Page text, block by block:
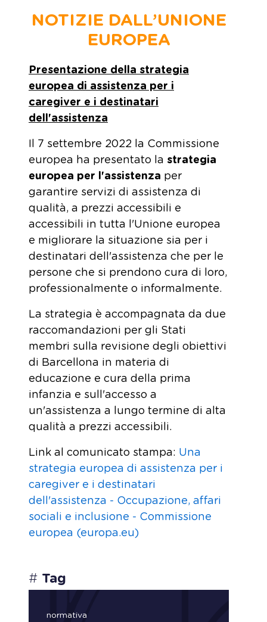
NOTIZIE DALL’UNIONE
EUROPEA
Presentazione della strategia
europea di assistenza per i
caregiver e i destinatari
dell'assistenza
Il 7 settembre 2022 la Commissione
europea ha presentato la strategia
europea per l'assistenza per
garantire servizi di assistenza di
qualità, a prezzi accessibili e
accessibili in tutta l'Unione europea
e migliorare la situazione sia per i
destinatari dell'assistenza che per le
persone che si prendono cura di loro,
professionalmente o informalmente.
La strategia è accompagnata da due
raccomandazioni per gli Stati
membri sulla revisione degli obiettivi
di Barcellona in materia di
educazione e cura della prima
infanzia e sull'accesso a
un'assistenza a lungo termine di alta
qualità a prezzi accessibili.
Link al comunicato stampa: Una
strategia europea di assistenza per i
caregiver e i destinatari
dell'assistenza - Occupazione, affari
sociali e inclusione - Commissione
europea (europa.eu)
# Tag
normativa